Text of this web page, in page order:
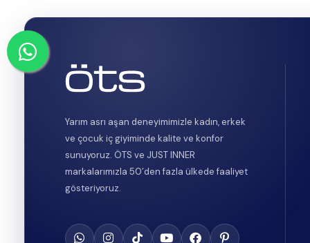
Yarım asrı aşan deneyimimizle kadın, erkek
ve çocuk iç giyiminde kalite ve konfor
sunuyoruz. ÖTS ve JUST INNER
markalarımızla 50’den fazla ülkede faaliyet
gösteriyoruz.